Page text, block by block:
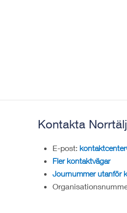
Kontakta
E-post:
Fler kontaktvägar
Journummer utanför